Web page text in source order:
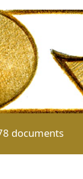
documents